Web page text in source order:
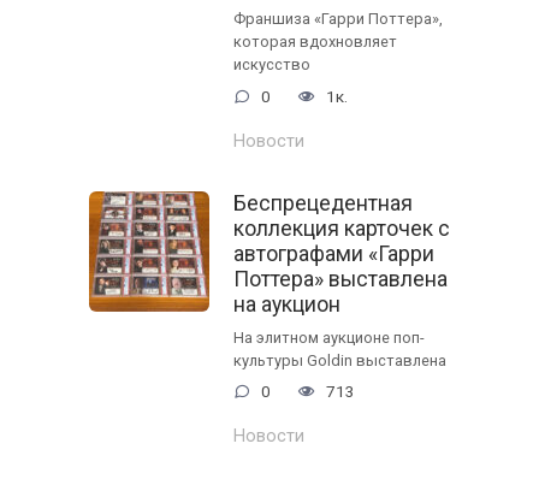
Франшиза «Гарри Поттера»,
которая вдохновляет
искусство
0 1к.
Новости
Беспрецедентная
коллекция карточек с
автографами «Гарри
Поттера» выставлена
на аукцион
На элитном аукционе поп-
культуры Goldin выставлена
0 713
Новости